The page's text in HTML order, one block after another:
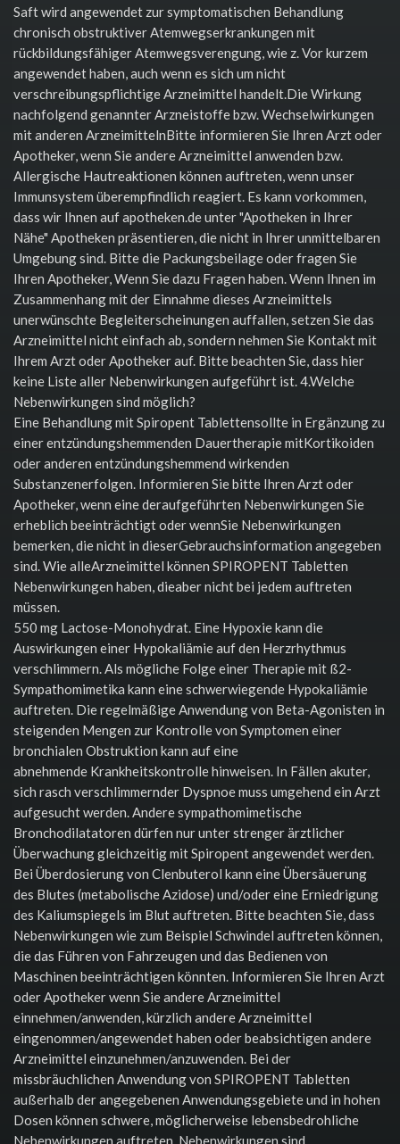
Saft wird angewendet zur symptomatischen Behandlung
chronisch obstruktiver Atemwegserkrankungen mit
rückbildungsfähiger Atemwegsverengung, wie z. Vor kurzem
angewendet haben, auch wenn es sich um nicht
verschreibungspflichtige Arzneimittel handelt.Die Wirkung
nachfolgend genannter Arzneistoffe bzw. Wechselwirkungen
mit anderen ArzneimittelnBitte informieren Sie Ihren Arzt oder
Apotheker, wenn Sie andere Arzneimittel anwenden bzw.
Allergische Hautreaktionen können auftreten, wenn unser
Immunsystem überempfindlich reagiert. Es kann vorkommen,
dass wir Ihnen auf apotheken.de unter "Apotheken in Ihrer
Nähe" Apotheken präsentieren, die nicht in Ihrer unmittelbaren
Umgebung sind. Bitte die Packungsbeilage oder fragen Sie
Ihren Apotheker, Wenn Sie dazu Fragen haben. Wenn Ihnen im
Zusammenhang mit der Einnahme dieses Arzneimittels
unerwünschte Begleiterscheinungen auffallen, setzen Sie das
Arzneimittel nicht einfach ab, sondern nehmen Sie Kontakt mit
Ihrem Arzt oder Apotheker auf. Bitte beachten Sie, dass hier
keine Liste aller Nebenwirkungen aufgeführt ist. 4.Welche
Nebenwirkungen sind möglich?
Eine Behandlung mit Spiropent Tablettensollte in Ergänzung zu
einer entzündungshemmenden Dauertherapie mitKortikoiden
oder anderen entzündungshemmend wirkenden
Substanzenerfolgen. Informieren Sie bitte Ihren Arzt oder
Apotheker, wenn eine deraufgeführten Nebenwirkungen Sie
erheblich beeinträchtigt oder wennSie Nebenwirkungen
bemerken, die nicht in dieserGebrauchsinformation angegeben
sind. Wie alleArzneimittel können SPIROPENT Tabletten
Nebenwirkungen haben, dieaber nicht bei jedem auftreten
müssen.
550 mg Lactose-Monohydrat. Eine Hypoxie kann die
Auswirkungen einer Hypokaliämie auf den Herzrhythmus
verschlimmern. Als mögliche Folge einer Therapie mit ß2-
Sympathomimetika kann eine schwerwiegende Hypokaliämie
auftreten. Die regelmäßige Anwendung von Beta-Agonisten in
steigenden Mengen zur Kontrolle von Symptomen einer
bronchialen Obstruktion kann auf eine
abnehmende Krankheitskontrolle hinweisen. In Fällen akuter,
sich rasch verschlimmernder Dyspnoe muss umgehend ein Arzt
aufgesucht werden. Andere sympathomimetische
Bronchodilatatoren dürfen nur unter strenger ärztlicher
Überwachung gleichzeitig mit Spiropent angewendet werden.
Bei Überdosierung von Clenbuterol kann eine Übersäuerung
des Blutes (metabolische Azidose) und/oder eine Erniedrigung
des Kaliumspiegels im Blut auftreten. Bitte beachten Sie, dass
Nebenwirkungen wie zum Beispiel Schwindel auftreten können,
die das Führen von Fahrzeugen und das Bedienen von
Maschinen beeinträchtigen könnten. Informieren Sie Ihren Arzt
oder Apotheker wenn Sie andere Arzneimittel
einnehmen/anwenden, kürzlich andere Arzneimittel
eingenommen/angewendet haben oder beabsichtigen andere
Arzneimittel einzunehmen/anzuwenden. Bei der
missbräuchlichen Anwendung von SPIROPENT Tabletten
außerhalb der angegebenen Anwendungsgebiete und in hohen
Dosen können schwere, möglicherweise lebensbedrohliche
Nebenwirkungen auftreten. Nebenwirkungen sind